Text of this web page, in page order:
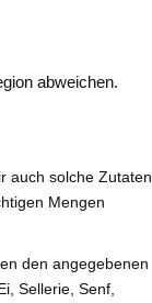
abweichen.
auch solche Zutaten
Mengen
den angegebenen
Sellerie, Senf,